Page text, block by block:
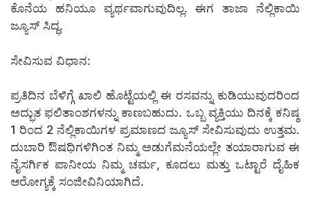
ಕೊನೆಯ ಹನಿಯೂ ವ್ಯರ್ಥವಾಗುವುದಿಲ್ಲ. ಈಗ ತಾಜಾ ನೆಲ್ಲಿಕಾಯಿ
ಜ್ಯೂಸ್ ಸಿದ್ಧ.
ಸೇವಿಸುವ ವಿಧಾನ:
ಪ್ರತಿದಿನ ಬೆಳಿಗ್ಗೆ ಖಾಲಿ ಹೊಟ್ಟೆಯಲ್ಲಿ ಈ ರಸವನ್ನು ಕುಡಿಯುವುದರಿಂದ
ಅದ್ಭುತ ಫಲಿತಾಂಶಗಳನ್ನು ಕಾಣಬಹುದು. ಒಬ್ಬ ವ್ಯಕ್ತಿಯು ದಿನಕ್ಕೆ ಕನಿಷ್ಠ
1 ರಿಂದ 2 ನೆಲ್ಲಿಕಾಯಿಗಳ ಪ್ರಮಾಣದ ಜ್ಯೂಸ್ ಸೇವಿಸುವುದು ಉತ್ತಮ.
ದುಬಾರಿ ಔಷಧಿಗಳಿಗಿಂತ ನಿಮ್ಮ ಅಡುಗೆಮನೆಯಲ್ಲೇ ತಯಾರಾಗುವ ಈ
ನೈಸರ್ಗಿಕ ಪಾನೀಯ ನಿಮ್ಮ ಚರ್ಮ, ಕೂದಲು ಮತ್ತು ಒಟ್ಟಾರೆ ದೈಹಿಕ
ಆರೋಗ್ಯಕ್ಕೆ ಸಂಜೀವಿನಿಯಾಗಿದೆ.